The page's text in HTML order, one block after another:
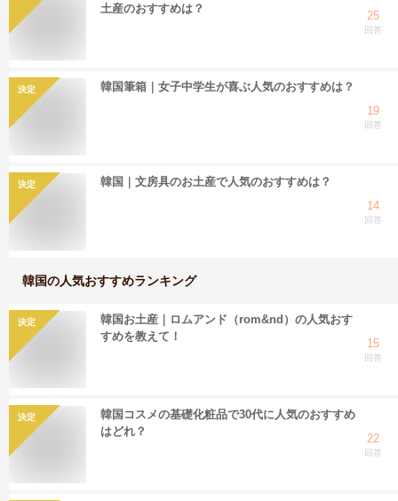
土産のおすすめは？
25
回答
決定
韓国筆箱｜女子中学生が喜ぶ人気のおすすめは？
19
回答
決定
韓国｜文房具のお土産で人気のおすすめは？
14
回答
韓国の人気おすすめランキング
決定
韓国お土産｜ロムアンド（rom&nd）の人気おす
すめを教えて！
15
回答
決定
韓国コスメの基礎化粧品で30代に人気のおすすめ
はどれ？
22
回答